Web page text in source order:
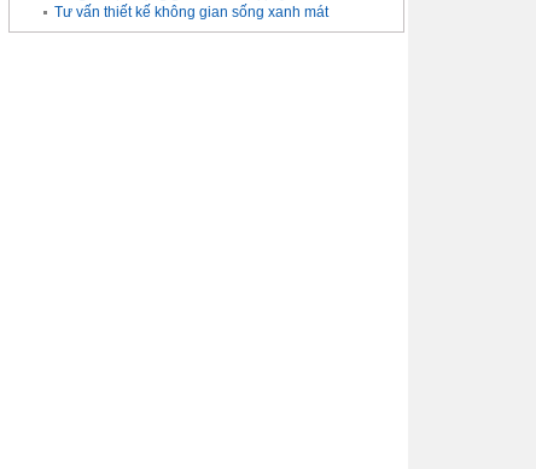
Tư vấn thiết kế không gian sống xanh mát